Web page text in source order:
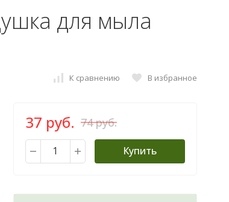
для мыла
К сравнению В избранное
37 руб. 74 руб.
Купить